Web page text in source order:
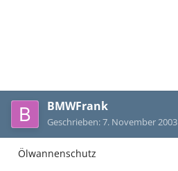
BMWFrank
Geschrieben:7. November 2003
Ölwannenschutz